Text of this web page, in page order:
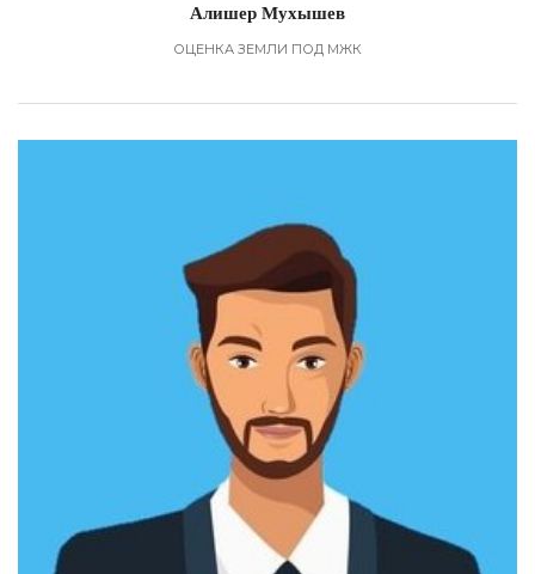
Алишер Мухышев
ОЦЕНКА ЗЕМЛИ ПОД МЖК